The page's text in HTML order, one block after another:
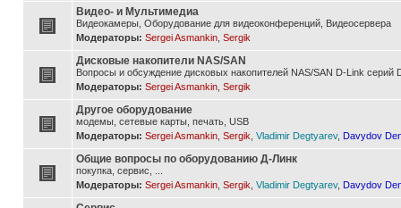
Видео- и Мультимедиа
Видеокамеры, Оборудование для видеоконференций, Видеосервера
Модераторы: Sergei Asmankin Sergik
Дисковые накопители NAS/SAN
Вопросы и обсуждение дисковых накопителей NAS/SAN D-Link серий
Модераторы: Sergei Asmankin Sergik
Другое оборудование
модемы, сетевые карты, печать, USB
Модераторы: Sergei Asmankin Sergik Vladimir Degtyarev, Davydov
Общие вопросы по оборудованию Д-Линк
покупка, сервис, ...
Модераторы: Sergei Asmankin Sergik Vladimir Degtyarev, Davydov